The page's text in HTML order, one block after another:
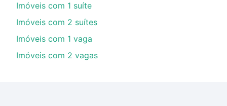
Imóveis com 1 suíte
Imóveis com 2 suítes
Imóveis com 1 vaga
Imóveis com 2 vagas